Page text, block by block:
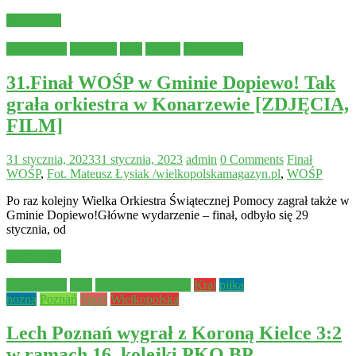
31.Finał WOŚP w Gminie Dopiewo! Tak
grała orkiestra w Konarzewie [ZDJĘCIA,
FILM]
31 stycznia, 202331 stycznia, 2023 admin 0 Comments Finał
WOŚP, Fot. Mateusz Łysiak /wielkopolskamagazyn.pl, WOŚP
Po raz kolejny Wielka Orkiestra Świątecznej Pomocy zagrał także w
Gminie Dopiewo!Główne wydarzenie – finał, odbyło się 29
stycznia, od
Kraj piłka
nożna Poznań Sport Wielkopolska
Lech Poznań wygrał z Koroną Kielce 3:2